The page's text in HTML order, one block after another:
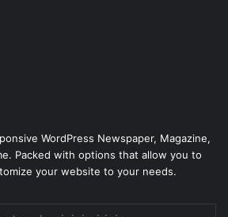
WordPress Newspaper, Magazine,
Packed with options that allow you to
your website to your needs.